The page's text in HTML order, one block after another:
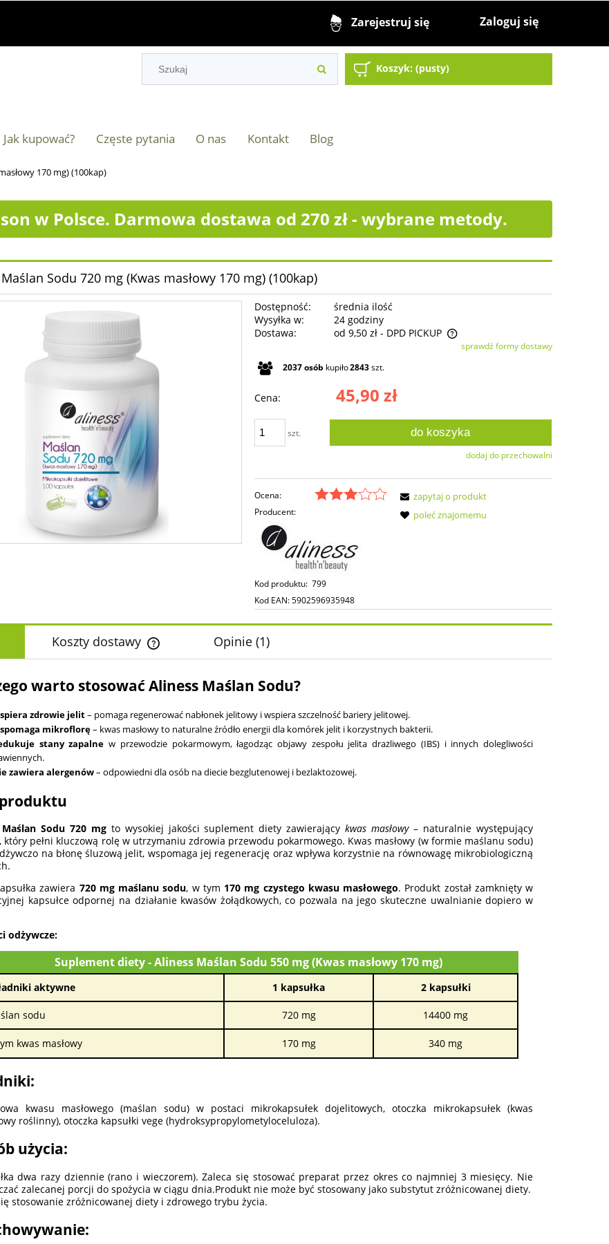
Zarejestruj się Zaloguj się
Koszyk: (pusty)
Jak kupować? Częste pytania O nas Kontakt Blog
170 mg) (100kap)
w Polsce. Darmowa dostawa od 270 zł - wybrane metody.
Sodu 720 mg (Kwas masłowy 170 mg) (100kap)
Dostępność:
średnia ilość
Wysyłka w:
24 godziny
Dostawa:
od 9,50 zł - DPD PICKUP
Cena nie zawiera ewentualnych kosztów
płatności
sprawdź formy dostawy
2037osób kupiło2843szt.
Cena: 45,90 zł
szt. do koszyka
dodaj do przechowalni
Ocena:
Producent:
Kod produktu: 799
Kod EAN:5902596935948
zapytaj o produkt
poleć znajomemu
Koszty dostawy
Cena nie zawiera ewentualnych kosztów
płatności
Opinie (1)
warto stosować Aliness Maślan Sodu?
zdrowie jelit– pomaga regenerować nabłonek jelitowy i wspiera szczelność bariery jelitowej.
mikroflorę– kwas masłowy to naturalne źródło energii dla komórek jelit i korzystnych bakterii.
stany zapalne w przewodzie pokarmowym, łagodząc objawy zespołu jelita drażliwego (IBS) i innych dolegliwości
zawiera alergenów– odpowiedni dla osób na diecie bezglutenowej i bezlaktozowej.
Sodu 720 mgto wysokiej jakości suplement diety zawierającykwas masłowy– naturalnie występujący
który pełni kluczową rolę w utrzymaniu zdrowia przewodu pokarmowego. Kwas masłowy (w formie maślanu sodu)
na błonę śluzową jelit, wspomaga jej regenerację oraz wpływa korzystnie na równowagę mikrobiologiczną
zawiera 720 mg maślanu sodu, w tym 170 mg czystego kwasu masłowego. Produkt został zamknięty w
kapsułce odpornej na działanie kwasów żołądkowych, co pozwala na jego skuteczne uwalnianie dopiero w
odżywcze:
Suplement diety - Aliness Maślan Sodu 550 mg (Kwas masłowy 170 mg)
aktywne 1 kapsułka 2 kapsułki
sodu 720 mg 14400 mg
kwas masłowy 170 mg 340 mg
kwasu masłowego (maślan sodu) w postaci mikrokapsułek dojelitowych, otoczka mikrokapsułek (kwas
roślinny), otoczka kapsułki vege (hydroksypropylometyloceluloza).
użycia:
dwa razy dziennie (rano i wieczorem). Zaleca się stosować preparat przez okres co najmniej 3 miesięcy. Nie
zalecanej porcji do spożycia w ciągu dnia.Produkt nie może być stosowany jako substytut zróżnicowanej diety.
stosowanie zróżnicowanej diety i zdrowego trybu życia.